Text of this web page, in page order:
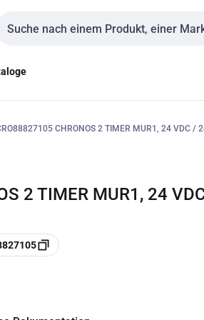
Sucheingabe
CHRONOS 2 TIMER MUR1, 24 VDC /
2 TIMER MUR1, 24